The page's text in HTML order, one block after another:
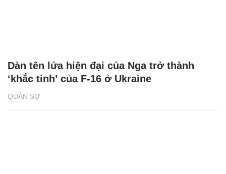
QUÂN SỰ
Dàn tên lửa hiện đại của Nga trở thành
‘khắc tinh’ của F-16 ở Ukraine